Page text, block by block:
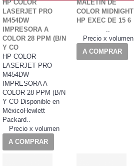
HP COLOR
LASERJET PRO
M454DW
IMPRESORA A
COLOR 28 PPM (B/N
Y CO
HP COLOR
LASERJET PRO
M454DW
IMPRESORA A
COLOR 28 PPM (B/N
Y CO Disponible en
MéxicoHewlett
Packard..
Precio x volumen
A COMPRAR
MALETIN DE
COLOR MIDNIGHT
HP EXEC DE 15 6
Precio x volumen
A COMPRAR